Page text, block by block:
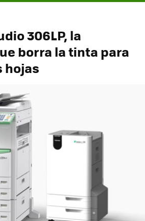
306LP, la
borra la tinta para
hojas